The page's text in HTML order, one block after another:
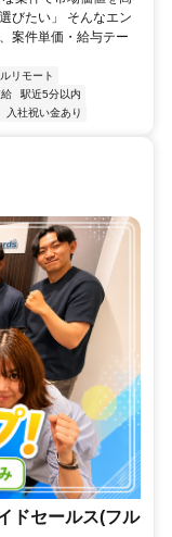
びたい」 そんなエン
案件単価・給与テー
リモート
駅近5分以内
入社祝い金あり
ドセールス(フル